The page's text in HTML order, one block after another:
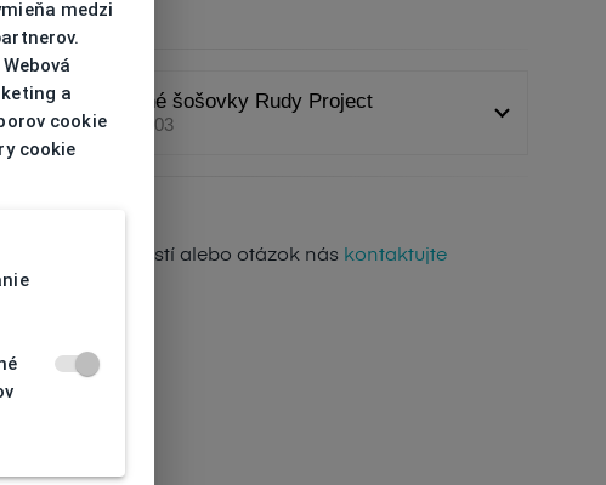
Slnečné šošovky Rudy Project
LE396803
prípade nejasností alebo otázok nás kontaktujte
medzi
a
cookie
cookie